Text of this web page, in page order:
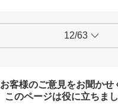
12/63
お客様のご意見をお聞かせ
このページは役に立ちま